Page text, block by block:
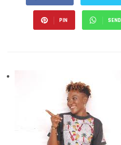
PIN SEND